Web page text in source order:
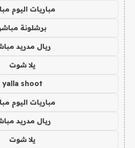
مباريات اليوم
برشلونة
ريال مدريد
يلا شوت
yalla shoot
مباريات اليوم
ريال مدريد
يلا شوت